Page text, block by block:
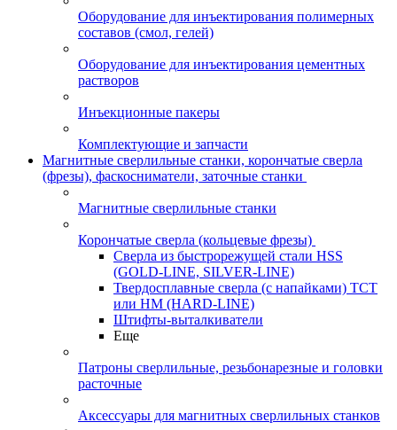
Оборудование для инъектирования полимерных
составов (смол, гелей)
Оборудование для инъектирования цементных
растворов
Инъекционные пакеры
Комплектующие и запчасти
Магнитные сверлильные станки, корончатые сверла
(фрезы), фаскосниматели, заточные станки
Магнитные сверлильные станки
Корончатые сверла (кольцевые фрезы)
Сверла из быстрорежущей стали HSS
(GOLD-LINE, SILVER-LINE)
Твердосплавные сверла (с напайками) ТСТ
или HM (HARD-LINE)
Штифты-выталкиватели
Еще
Патроны сверлильные, резьбонарезные и головки
расточные
Аксессуары для магнитных сверлильных станков